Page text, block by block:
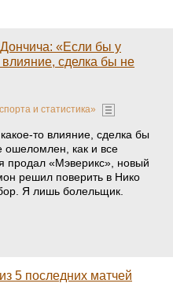
«Если бы у
сделка бы не
и статистика»
то влияние, сделка бы
ошеломлен, как и все
продал «Мэверикс», новый
решил поверить в Нико
Я лишь болельщик.
5 последних матчей